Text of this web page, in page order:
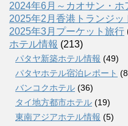
2024年6月～カオサン・
2025年2月香港トランジッ
2025年3月プーケット旅行
ホテル情報 (213)
パタヤ新築ホテル情報 (49)
パタヤホテル宿泊レポート
バンコクホテル (36)
タイ地方都市ホテル (19)
東南アジアホテル情報 (5)